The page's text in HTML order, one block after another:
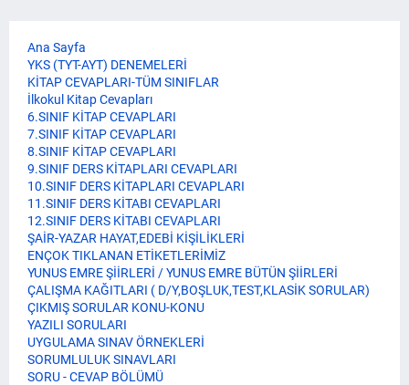
Ana Sayfa
YKS (TYT-AYT) DENEMELERİ
KİTAP CEVAPLARI-TÜM SINIFLAR
İlkokul Kitap Cevapları
6.SINIF KİTAP CEVAPLARI
7.SINIF KİTAP CEVAPLARI
8.SINIF KİTAP CEVAPLARI
9.SINIF DERS KİTAPLARI CEVAPLARI
10.SINIF DERS KİTAPLARI CEVAPLARI
11.SINIF DERS KİTABI CEVAPLARI
12.SINIF DERS KİTABI CEVAPLARI
ŞAİR-YAZAR HAYAT,EDEBİ KİŞİLİKLERİ
ENÇOK TIKLANAN ETİKETLERİMİZ
YUNUS EMRE ŞİİRLERİ / YUNUS EMRE BÜTÜN ŞİİRLERİ
ÇALIŞMA KAĞITLARI ( D/Y,BOŞLUK,TEST,KLASİK SORULAR)
ÇIKMIŞ SORULAR KONU-KONU
YAZILI SORULARI
UYGULAMA SINAV ÖRNEKLERİ
SORUMLULUK SINAVLARI
SORU - CEVAP BÖLÜMÜ